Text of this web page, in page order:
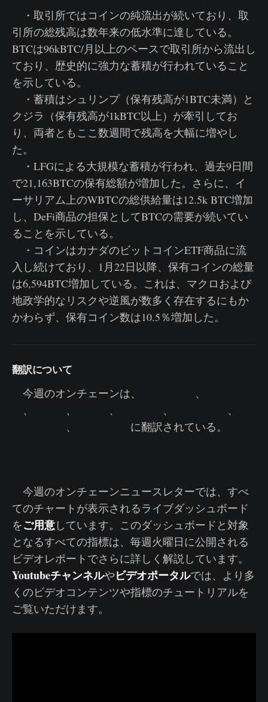
・取引所ではコインの純流出が続いており、取
引所の総残高は数年来の低水準に達している。
BTCは96kBTC/月以上のペースで取引所から流出し
ており、歴史的に強力な蓄積が行われていること
を示している。
・蓄積はシュリンプ（保有残高が1BTC未満）と
クジラ（保有残高が1kBTC以上）が牽引してお
り、両者ともここ数週間で残高を大幅に増やし
た。
・LFGによる大規模な蓄積が行われ、過去9日間
で21,163BTCの保有総額が増加した。さらに、イ
ーサリアム上のWBTCの総供給量は12.5k BTC増加
し、DeFi商品の担保としてBTCの需要が続いてい
ることを示している。
・コインはカナダのビットコインETF商品に流
入し続けており、1月22日以降、保有コインの総量
は6,594BTC増加している。これは、マクロおよび
地政学的なリスクや逆風が数多く存在するにもか
かわらず、保有コイン数は10.5％増加した。
翻訳について
今週のオンチェーンは、 、
、 、 、 、 、
、 に翻訳されている。
今週のオンチェーンニュースレターでは、すべ
てのチャートが表示されるライブダッシュボード
をご用意しています。このダッシュボードと対象
となるすべての指標は、毎週火曜日に公開される
ビデオレポートでさらに詳しく解説しています。
Youtubeチャンネルやビデオポータルでは、より多
くのビデオコンテンツや指標のチュートリアルを
ご覧いただけます。